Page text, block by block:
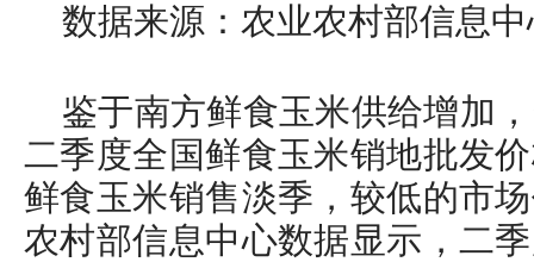
数据来源：农业农村部信息
鉴于南方鲜食玉米供给增加
二季度全国鲜食玉米销地批发
鲜食玉米销售淡季，较低的市
农村部信息中心数据显示，二